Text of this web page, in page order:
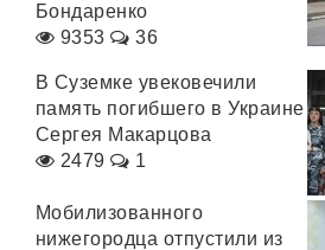
Бондаренко
9353
36
В Суземке увековечили
память погибшего в Украине
Сергея Макарцова
2479
1
Мобилизованного
нижегородца отпустили из